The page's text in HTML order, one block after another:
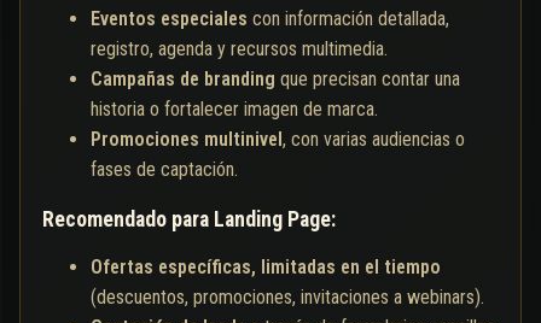
Eventos especiales con información detallada,
registro, agenda y recursos multimedia.
Campañas de branding que precisan contar una
historia o fortalecer imagen de marca.
Promociones multinivel , con varias audiencias o
fases de captación.
Recomendado para Landing Page:
Ofertas específicas, limitadas en el tiempo
(descuentos, promociones, invitaciones a webinars).